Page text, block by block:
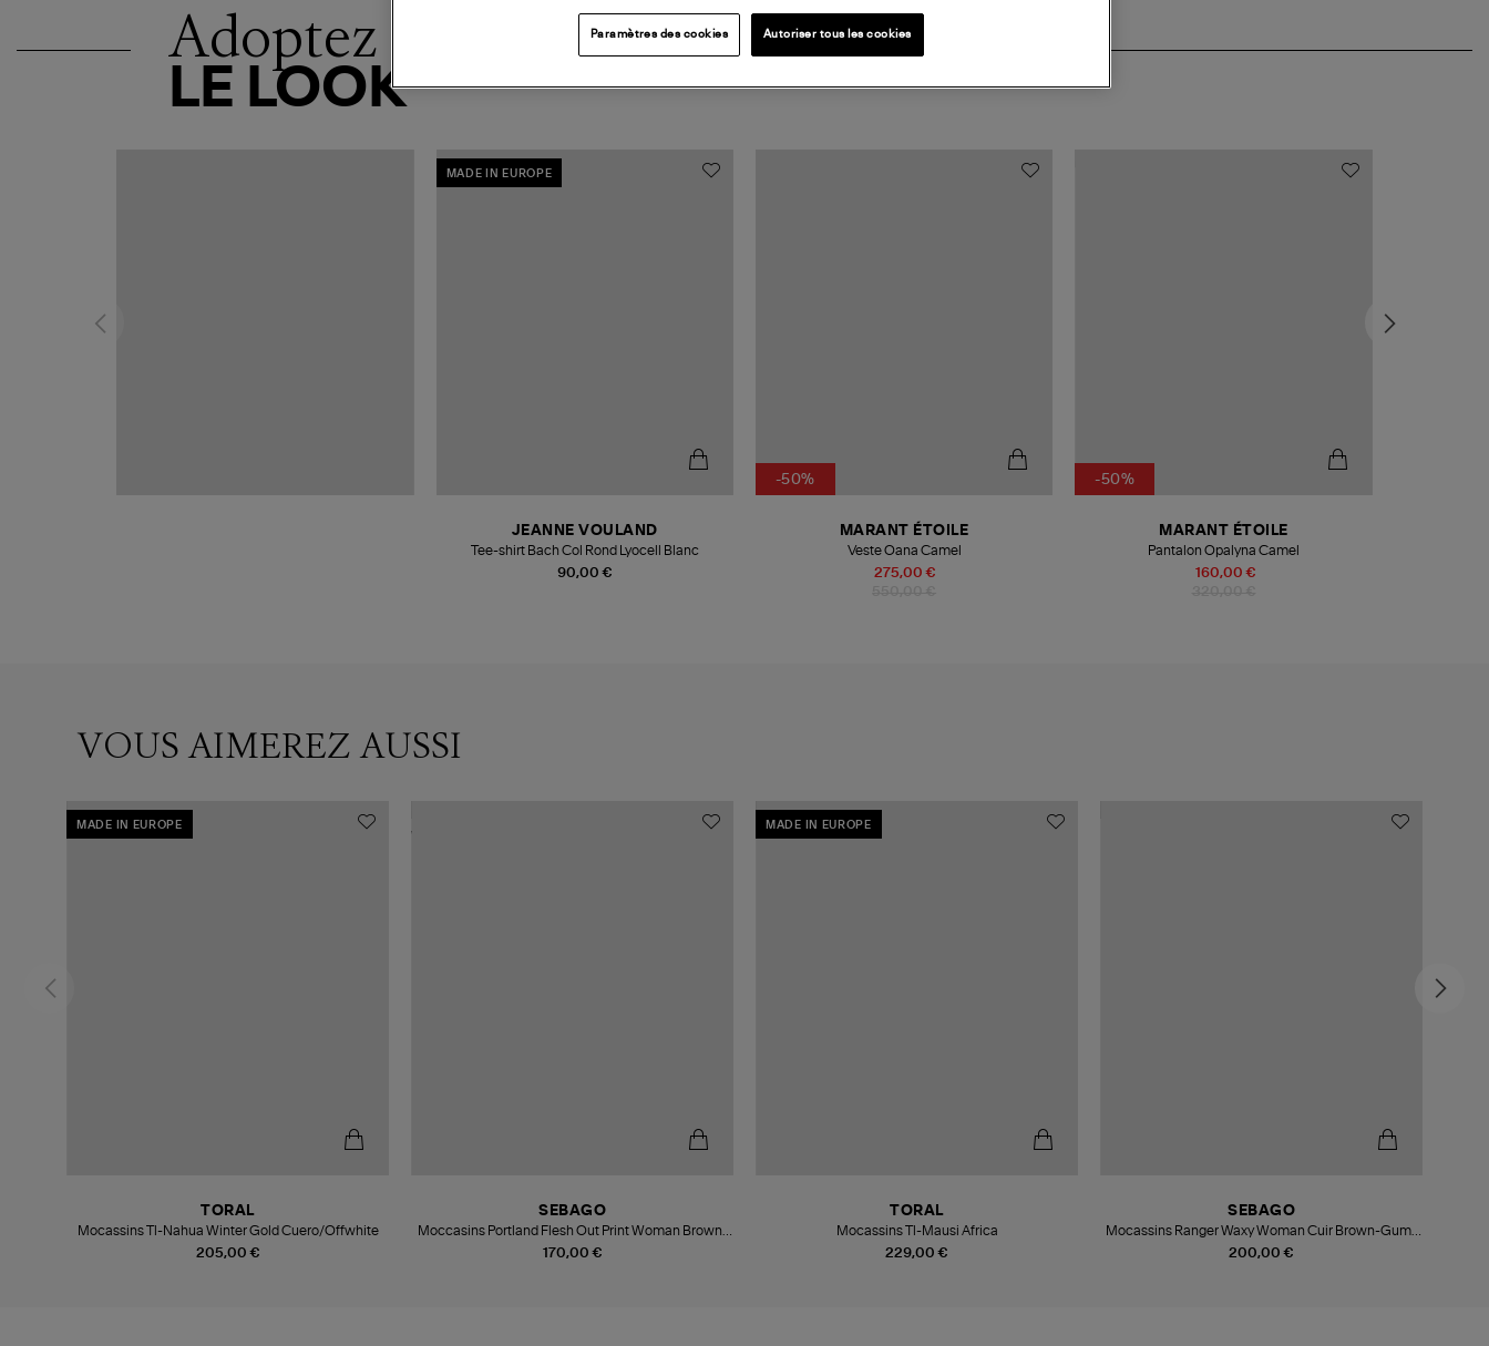
Adoptez
LE LOOK
MADE IN EUROPE
90,00 €
JEANNE VOULAND
Tee-shirt Bach Col Rond Lyocell Blanc
-50%
275,00 €
MARANT ÉTOILE
Veste Oana Camel
-50%
160,00 €
MARANT ÉTOILE
Pantalon Opalyna Camel
VOUS AIMEREZ AUSSI
MADE IN EUROPE
205,00 €
TORAL
Mocassins Tl-Nahua Winter Gold Cuero/Offwhite
170,00 €
SEBAGO
Moccasins Portland Flesh Out Print Woman Brown-
Leopard-Gum
MADE IN EUROPE
229,00 €
TORAL
Mocassins Tl-Mausi Africa
200,00 €
SEBAGO
Mocassins Ranger Waxy Woman Cuir Brown-Gum-
Brown D
Paramètres des cookies Autoriser tous les cookies